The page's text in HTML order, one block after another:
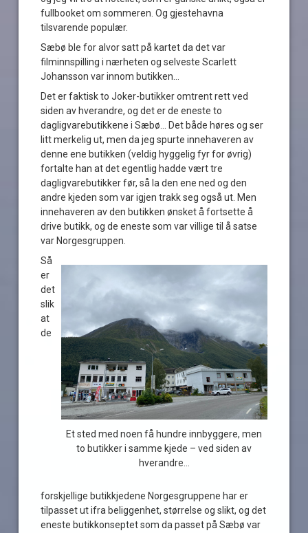
fullbooket om sommeren. Og gjestehavna
tilsvarende populær.
Sæbø ble for alvor satt på kartet da det var
filminnspilling i nærheten og selveste Scarlett
Johansson var innom butikken…
Det er faktisk to Joker-butikker omtrent rett ved
siden av hverandre, og det er de eneste to
dagligvarebutikkene i Sæbø… Det både høres og ser
litt merkelig ut, men da jeg spurte innehaveren av
denne ene butikken (veldig hyggelig fyr for øvrig)
fortalte han at det egentlig hadde vært tre
dagligvarebutikker før, så la den ene ned og den
andre kjeden som var igjen trakk seg også ut. Men
innehaveren av den butikken ønsket å fortsette å
drive butikk, og de eneste som var villige til å satse
var Norgesgruppen.
Et sted med noen få hundre innbyggere, men
to butikker i samme kjede – ved siden av
hverandre…
Så
er
det
slik
at
de
forskjellige butikkjedene Norgesgruppene har er
tilpasset ut ifra beliggenhet, størrelse og slikt, og det
eneste butikkonseptet som da passet på Sæbø var